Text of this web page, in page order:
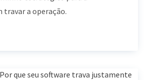
travar a operação.